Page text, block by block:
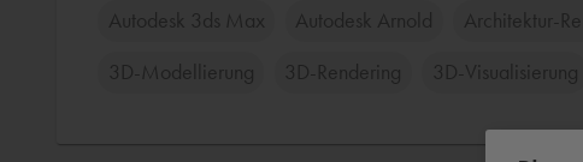
Autodesk 3ds Max Autodesk Arnold Architektur-
3D-Modellierung 3D-Rendering 3D-Visualisierung